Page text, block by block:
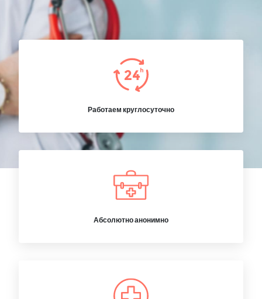
Работаем круглосуточно
Абсолютно анонимно